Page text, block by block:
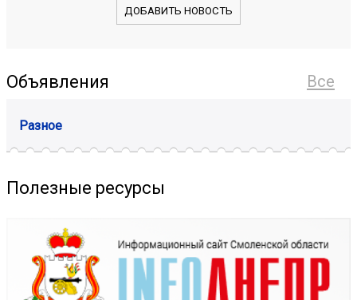
ДОБАВИТЬ НОВОСТЬ
Все
Объявления
Разное
Полезные ресурсы